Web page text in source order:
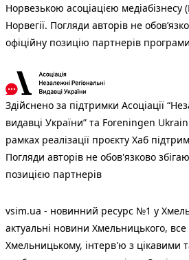
Норвезькою асоціацією медіабізнесу
Норвегії. Погляди авторів не
офіційну позицію партнерів
Здійснено за підтримки Асоціації
видавці України” та Foreningen
рамках реалізації проєкту Хаб
Погляди авторів не обов'язково
позицією партнерів
vsim.ua - новинний ресурс №1 у
актуальні новини Хмельницького, все
Хмельницькому, інтерв'ю з цікавими